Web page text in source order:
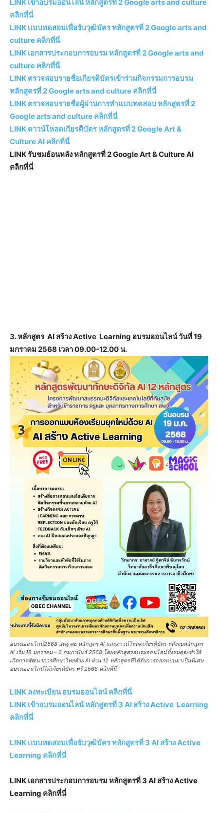
LINK เข้าอบรมออนไลน์ หลักสูตรที่ 2 Google arts and culture
คลิกที่นี่
LINK เเบบทดสอบเพื่อรับวุฒิบัตร หลักสูตรที่ 2 Google arts and
culture คลิกที่นี่
LINK เอกสารประกอบการอบรม หลักสูตรที่ 2 Google arts and
culture คลิกที่นี่
LINK ตรวจสอบรายชื่อเกียรติบัตรเข้าร่วมกิจกรรมการอบรม
หลักสูตรที่ 2 Google arts and culture คลิกที่นี่
LINK ตรวจสอบรายชื่อผู้ผ่านการทำแบบทดสอบ หลักสูตรที่ 2
Google arts and culture คลิกที่นี่
LINK ดาวน์โหลดเกียรติบัตร หลักสูตรที่ 2 Google Art &
Culture AI คลิกที่นี่
LINK รับชมย้อนหลัง หลักสูตรที่ 2 Google Art & Culture AI
คลิกที่นี่
3. หลักสูตร AI สร้าง Active Learning อบรมออนไลน์ วันที่ 19
มกราคม 2568 เวลา 09.00-12.00 น.
อบรมออนไลน์2568 สพฐ ศธ หลักสูตร AI และดาวน์โหลดเกียรติบัตร หลังจบหลักสูตร
AI เริ่ม 18 มกราคม – 2 กุมภาพันธ์ 2568 โดยหลักสูตรอบรมออนไลน์ทั้งหมดจะทำให้
เกิดการพัฒนาการศึกษาไทยด้วย AI ผ่าน 12 หลักสูตรที่ได้รับการออกแบบมาเป็นพิเศษ
อบรมออนไลน์ได้เกียรติบัตร ฟรี 2568 คลิกที่นี่
LINK ลงทะเบียน อบรมออนไลน์ คลิกที่นี่
LINK เข้าอบรมออนไลน์ หลักสูตรที่ 3 AI สร้าง Active Learning
คลิกที่นี่
LINK เเบบทดสอบเพื่อรับวุฒิบัตร หลักสูตรที่ 3 AI สร้าง Active
Learning คลิกที่นี่
LINK เอกสารประกอบการอบรม หลักสูตรที่ 3 AI สร้าง Active
Learning คลิกที่นี่